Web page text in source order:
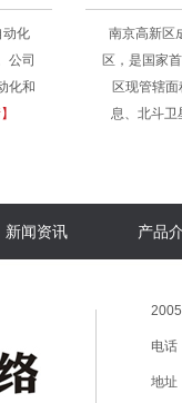
动化
公司
化和
南京高新区
区，是国家
区现管辖
息、北斗卫
新闻资讯 产品
电话
地址